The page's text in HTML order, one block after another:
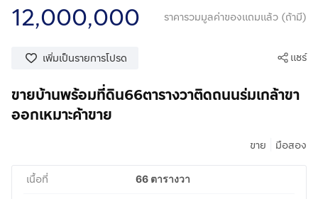
12,000,000 ราคารวมมูลค่าของแถมแล้ว (ถ้ามี)
เพิ่มเป็นรายการโปรด แชร์
ขายบ้านพร้อมที่ดิน66ตารางวาติดถนนร่มเกล้าขา
ออกเหมาะค้าขาย
ขาย มือสอง
เนื้อที่ 66 ตารางวา